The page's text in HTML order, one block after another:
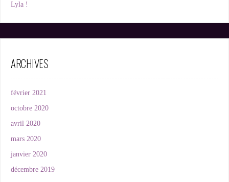
Lyla !
ARCHIVES
février 2021
octobre 2020
avril 2020
mars 2020
janvier 2020
décembre 2019